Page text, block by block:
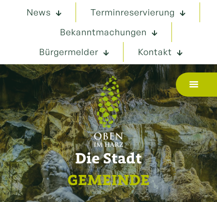
News
Terminreservierung
Bekanntmachungen
Bürgermelder
Kontakt
Die Stadt
GEMEINDE